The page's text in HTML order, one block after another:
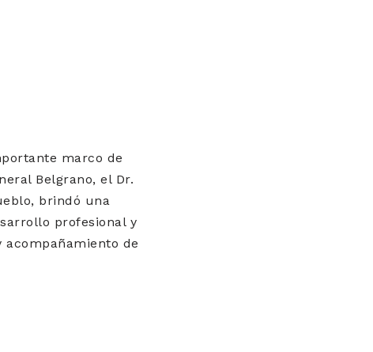
marco de
Belgrano, el Dr.
brindó una
profesional y
acompañamiento de